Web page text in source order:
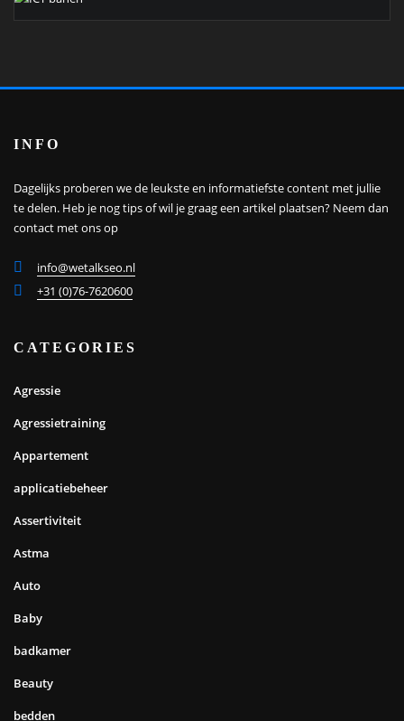
INFO
Dagelijks proberen we de leukste en informatiefste content met jullie
te delen. Heb je nog tips of wil je graag een artikel plaatsen? Neem dan
contact met ons op
info@wetalkseo.nl
+31 (0)76-7620600
CATEGORIES
Agressie
Agressietraining
Appartement
applicatiebeheer
Assertiviteit
Astma
Auto
Baby
badkamer
Beauty
bedden